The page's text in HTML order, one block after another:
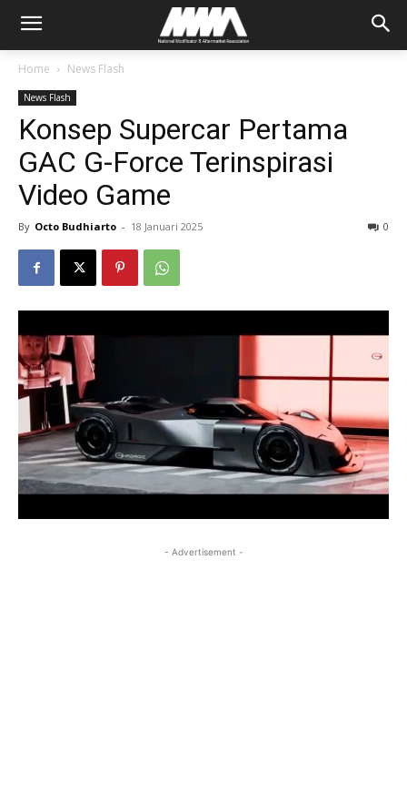
Home News Flash
News Flash
Konsep Supercar Pertama
GAC G-Force Terinspirasi
Video Game
By Octo Budhiarto - 18 Januari 2025 0
- Advertisement -